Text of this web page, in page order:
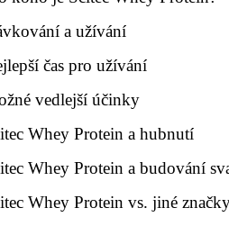
a užívání
čas pro užívání
vedlejší účinky
Whey Protein a hubnutí
Whey Protein a budování
Whey Protein vs. jiné